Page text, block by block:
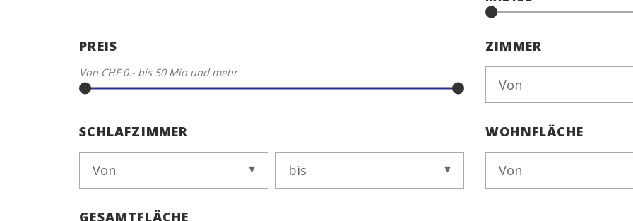
PREIS
Von CHF 0.- bis 50 Mio und mehr
ZIMMER
Von
SCHLAFZIMMER
Von bis
WOHNFLÄCHE
Von
GESAMTFLÄCHE